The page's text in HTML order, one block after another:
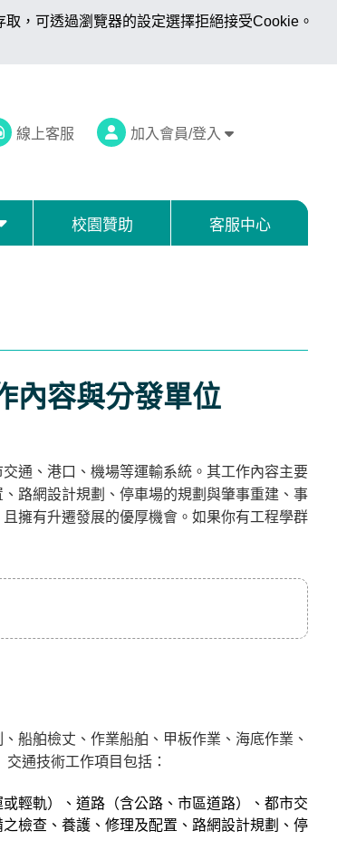
，可透過瀏覽器的設定選擇拒絕接受Cookie。
線上客服 加入會員/登入
校園贊助 客服中心
內容與分發單位
通、港口、機場等運輸系統。其工作內容主要
路網設計規劃、停車場的規劃與肇事重建、事
擁有升遷發展的優厚機會。如果你有工程學群
船舶檢丈、作業船舶、甲板作業、海底作業、
通技術工作項目包括：
輕軌）、道路（含公路、市區道路）、都市交
檢查、養護、修理及配置、路網設計規劃、停